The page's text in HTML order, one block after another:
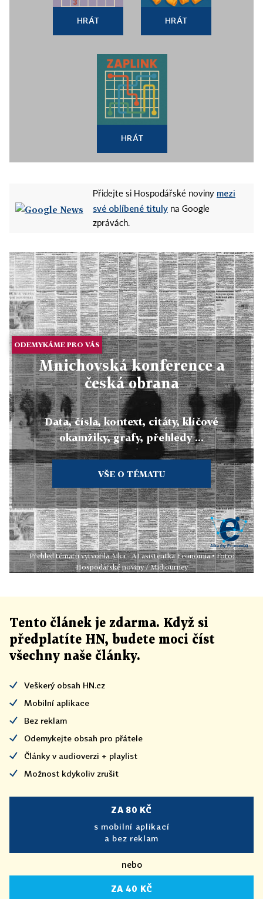
HRÁT HRÁT
HRÁT
Přidejte si Hospodářské noviny mezi
své oblíbené tituly na Google
zprávách.
ODEMYKÁME PRO VÁS
Mnichovská konference a
česká obrana
Data, čísla, kontext, citáty, klíčové
okamžiky, grafy, přehledy ...
VŠE O TÉMATU
Přehled tématu vytvořila Aika - AI asistentka Economia • Foto:
Hospodářské noviny / Midjourney
Tento článek je zdarma. Když si
předplatíte HN, budete moci číst
všechny naše články.
Veškerý obsah HN.cz
Mobilní aplikace
Bez reklam
Odemykejte obsah pro přátele
Články v audioverzi + playlist
Možnost kdykoliv zrušit
ZA 80 KČ
s mobilní aplikací
a bez reklam
nebo
ZA 40 KČ